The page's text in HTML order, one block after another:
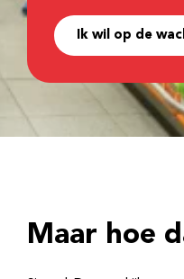
Ik wil op de
Maar hoe